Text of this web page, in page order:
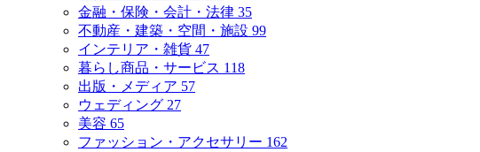
金融・保険・会計・法律 35
不動産・建築・空間・施設 99
インテリア・雑貨 47
暮らし商品・サービス 118
出版・メディア 57
ウェディング 27
美容 65
ファッション・アクセサリー 162